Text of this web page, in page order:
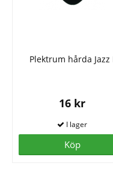
Plektrum hårda Jazz
16 kr
Köp